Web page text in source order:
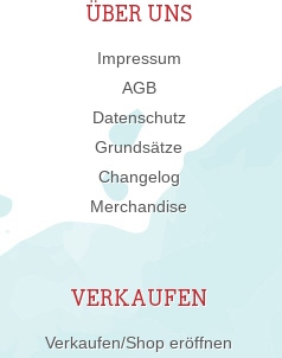
ÜBER UNS
Impressum
AGB
Datenschutz
Grundsätze
Changelog
Merchandise
VERKAUFEN
Verkaufen/Shop eröffnen